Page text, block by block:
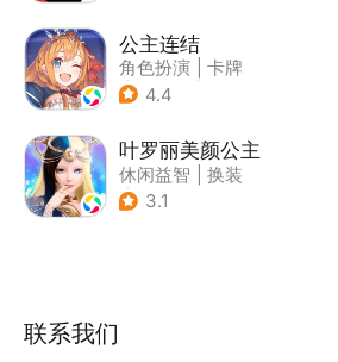
公主连结
角色扮演
卡牌
| 异世界
4.4
叶罗丽美颜公主
休闲益智
换装
| 动漫改编
3.1
联系我们